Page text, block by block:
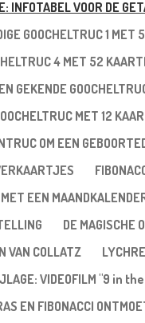
INFOTABEL VOOR DE
GOOCHELTRUC 1 MET
4 MET 52
GEKENDE
MET 12
OM EEN
EEN
DE MAGISCHE
VAN COLLATZ
VIDEOFILM "9 in
EN FIBONACCI